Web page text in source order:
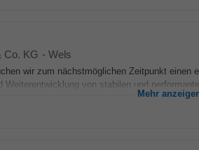
Co. KG - Wels
wir zum nächstmöglichen Zeitpunkt einen
von stabilen und
Mehr